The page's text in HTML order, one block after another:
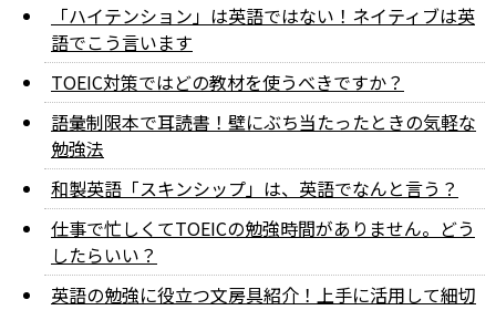
「ハイテンション」は英語ではない！ネイティブは英
語でこう言います
TOEIC対策ではどの教材を使うべきですか？
語彙制限本で耳読書！壁にぶち当たったときの気軽な
勉強法
和製英語「スキンシップ」は、英語でなんと言う？
仕事で忙しくてTOEICの勉強時間がありません。どう
したらいい？
英語の勉強に役立つ文房具紹介！上手に活用して細切